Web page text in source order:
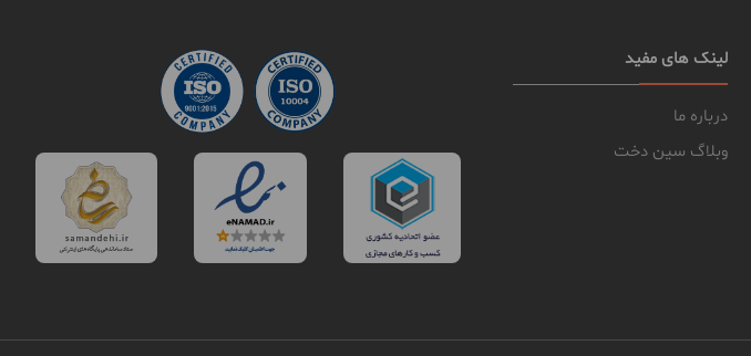
لینک های مفید
درباره ما
وبلاگ سین دخت